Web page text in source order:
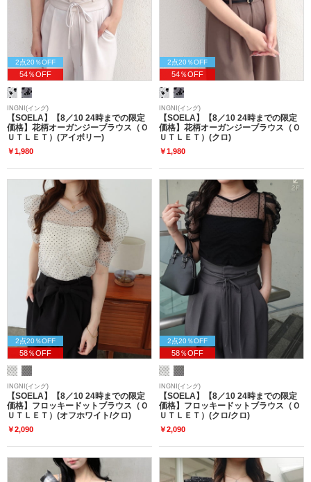
2点20％OFF
54％OFF
INGNI(イング)
【SOELA】【8／10 24時までの限定
価格】花柄オーガンジーブラウス（Ｏ
ＵＴＬＥＴ）(アイボリー)
￥1,980
2点20％OFF
54％OFF
INGNI(イング)
【SOELA】【8／10 24時までの限定
価格】花柄オーガンジーブラウス（Ｏ
ＵＴＬＥＴ）(クロ)
￥1,980
2点20％OFF
58％OFF
INGNI(イング)
【SOELA】【8／10 24時までの限定
価格】フロッキードットブラウス（Ｏ
ＵＴＬＥＴ）(オフホワイト/クロ)
￥2,090
2点20％OFF
58％OFF
INGNI(イング)
【SOELA】【8／10 24時までの限定
価格】フロッキードットブラウス（Ｏ
ＵＴＬＥＴ）(クロ/クロ)
￥2,090